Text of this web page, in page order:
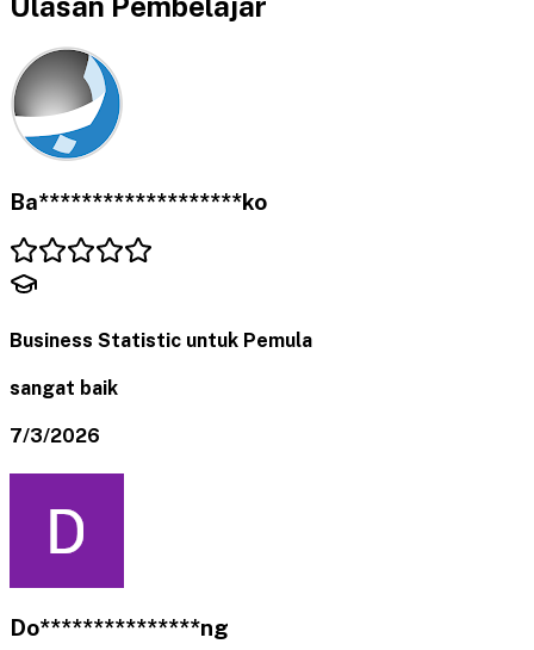
Ba*******************ko
Business Statistic untuk Pemula
sangat baik
7/3/2026
Do***************ng